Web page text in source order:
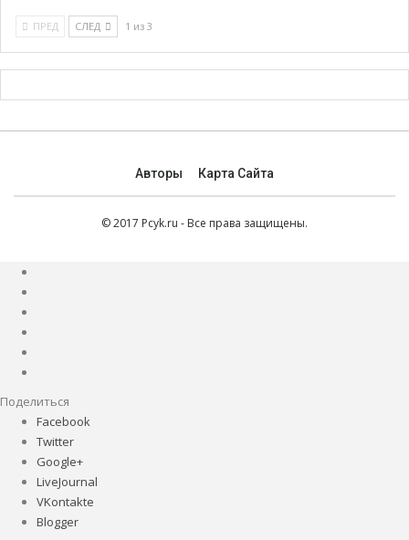
ПРЕД СЛЕД 1 из 3
Авторы Карта Сайта
© 2017 Pcyk.ru - Все права защищены.
Поделиться
Facebook
Twitter
Google+
LiveJournal
VKontakte
Blogger